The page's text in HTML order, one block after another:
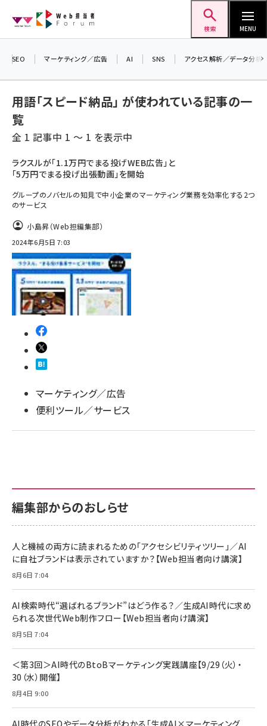
ン
検索 MENU
seo (3523)
ai (2804)
youtube (2429)
note (2312)
セミナー (2303)
z世代 (1622)
meo (1275)
llmo (1161)
SEO マーケティング／広告 AI SNS アクセス解析／データ分析
用語「スピード納品」 が使われている記事の一
覧
全 1 記事中 1 ～ 1 を表示中
ラクスルが「1.1万円でまる投げWEB広告」と
「5万円でまる投げ出張動画」を開始
グループのノバセルの知見で中小企業のマーケティング業務を効率化する2つ
のサービス
小島昇（Web担編集部）
2024年6月5日 7:03
マーケティング／広告
便利ツール／サービス
編集部からのおしらせ
人と機械の両方に読まれるための「アクセシビリティツリー」／AI
に自社ブランドは表示されていますか？【Web担当者向け講演】
8月6日 7:04
AI検索時代“選ばれるブランド”はどう作る？／生成AI時代に求め
られる次世代Web制作フロー【Web担当者向け講演】
8月5日 7:04
＜第3回＞AI時代のBtoBマーケティング実践講座【9/29（火）・
30（水）開催】
8月4日 9:00
AI時代のSEOやデータ分析がわかる「生成AI×マーケティング
＼ 読者アンケートにご協力ください ／
7月24日で創刊20周年。ご回答者には抽選で
プレゼントを差し上げます！
▼アンケートページはこちらから▼